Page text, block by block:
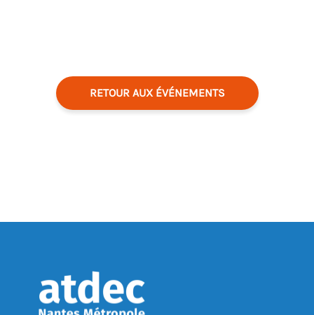
RETOUR AUX ÉVÉNEMENTS